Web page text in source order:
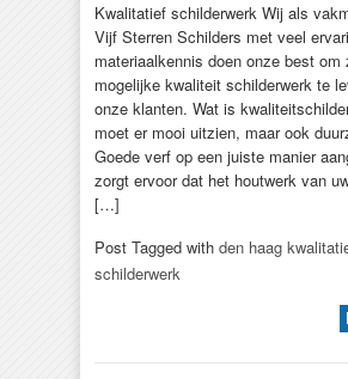
Kwalitatief schilderwerk Wij als
Vijf Sterren Schilders met veel
materiaalkennis doen onze best om
mogelijke kwaliteit schilderwerk te
onze klanten. Wat is
moet er mooi uitzien, maar ook
Goede verf op een juiste manier
zorgt ervoor dat het houtwerk van
[…]
Post Tagged with den haag
schilderwerk